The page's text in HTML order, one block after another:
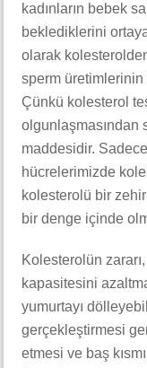
kadınların bebek
beklediklerini
olarak
sperm üretimlerinin
Çünkü kolesterol
olgunlaşmasından
maddesidir.
hücrelerimizde
kolesterolü bir
bir denge içinde
Kolesterolün
kapasitesini
yumurtayı
gerçekleştirmesi
etmesi ve baş